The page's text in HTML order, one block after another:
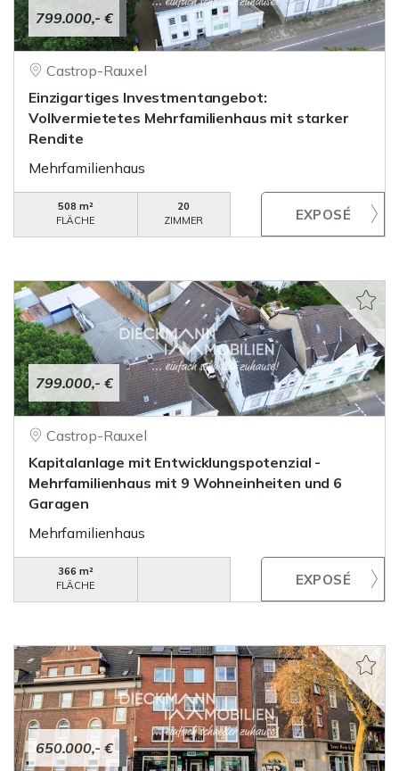
799.000,- €
Castrop-Rauxel
Einzigartiges Investmentangebot:
Vollvermietetes Mehrfamilienhaus mit starker
Rendite
Mehrfamilienhaus
508 m²
FLÄCHE
20
ZIMMER
799.000,- €
Castrop-Rauxel
Kapitalanlage mit Entwicklungspotenzial -
Mehrfamilienhaus mit 9 Wohneinheiten und 6
Garagen
Mehrfamilienhaus
366 m²
FLÄCHE
650.000,- €